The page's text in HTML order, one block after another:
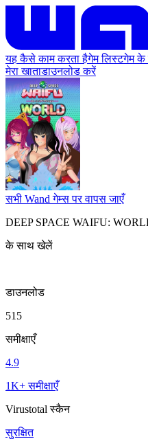
यह कैसे काम करता हैगेम लिस्टगेम के
मेरा खाताडाउनलोड करें
सभी Wand गेम्स पर वापस जाएँ
DEEP SPACE WAIFU:
के साथ खेलें
डाउनलोड
515
समीक्षाएँ
4.9
1K+ समीक्षाएँ
Virustotal स्कैन
सुरक्षित